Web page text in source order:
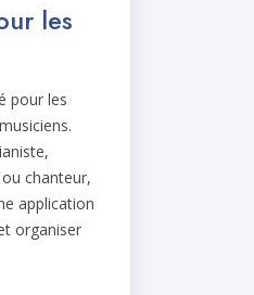
les
pour les
chanteur,
application
organiser